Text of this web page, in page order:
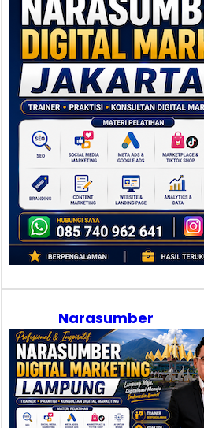
Narasumber
Digital Marketing
Jakarta: Strategi
Membangun
Keunggulan di
Tengah
Persaingan Pasar
yang Cepat
Jakarta adalah kota
yang bergerak cepat.
Pagi hari, sebuah tren…
Narasumber
Digital Marketing
Lampung:
Mengubah Potensi
Lokal Menjadi
Peluang Pasar
yang Lebih Luas